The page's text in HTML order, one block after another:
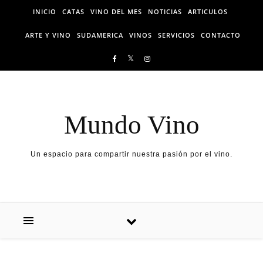
Skip to content
INICIO CATAS VINO DEL MES NOTICIAS ARTICULOS
ARTE Y VINO SUDAMERICA VINOS SERVICIOS CONTACTO
Mundo Vino
Un espacio para compartir nuestra pasión por el vino.